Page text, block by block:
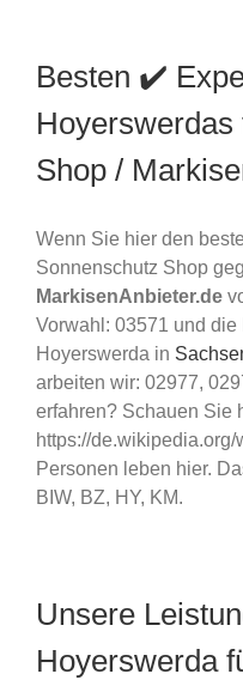
Besten ✔️
Shop /
Wenn Sie hier den
Sonnenschutz Shop
MarkisenAnbieter.de
Vorwahl: 03571 und
Hoyerswerda in
arbeiten wir: 02977,
erfahren? Schauen Sie
https://
Personen leben hier.
BIW, BZ, HY, KM.
Unsere
Hoyerswerda